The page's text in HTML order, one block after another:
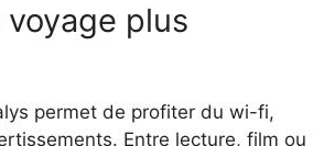
plus
permet de profiter du wi-fi,
Entre lecture, film ou